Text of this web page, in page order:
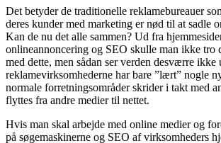
Det betyder de traditionelle reklamebureauer
deres kunder med marketing er nød til at sadle
Kan de nu det alle sammen? Ud fra
onlineannoncering og SEO skulle man ikke tro
med dette, men sådan ser verden desværre ikke
reklamevirksomhederne har bare ”lært” nogle
normale forretningsområder skrider i takt med
flyttes fra andre medier til nettet.
Hvis man skal arbejde med online medier og
på søgemaskinerne og SEO af virksomheders